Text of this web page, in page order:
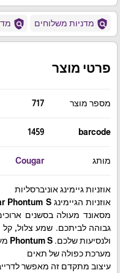
policy מדניות משלוחים policy
פרטי מוצר
מספר מוצר 717
barcode
1459
מותג Cougar
אוזניות גיימינג אוניברסליות
מסאונד מעולה בסשנים
גבוהה לביתכם. שמע צלול, קל
ולנסיעות שלכם. Phontum S מעניק לכם את הטוב משני עולמות.
מערכת כפולה של תאים